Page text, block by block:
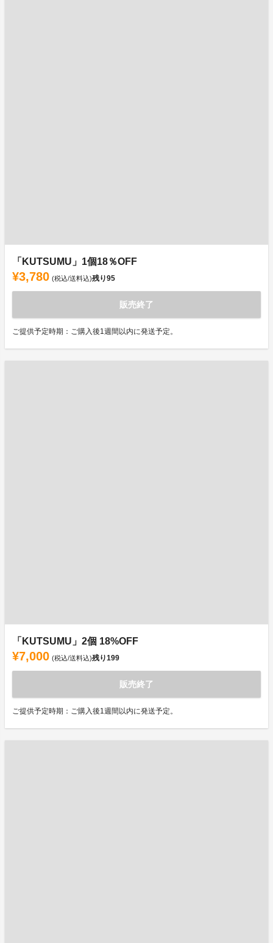
「KUTSUMU」1個18％OFF
¥3,780 (税込/送料込)残り95
販売終了
ご提供予定時期：ご購入後1週間以内に発送予定。
「KUTSUMU」2個 18%OFF
¥7,000 (税込/送料込)残り199
販売終了
ご提供予定時期：ご購入後1週間以内に発送予定。